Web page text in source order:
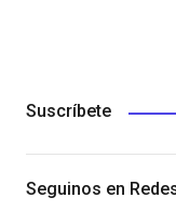
Suscríbete
Seguinos en